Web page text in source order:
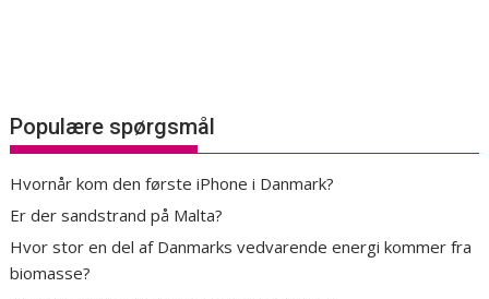
Populære spørgsmål
Hvornår kom den første iPhone i Danmark?
Er der sandstrand på Malta?
Hvor stor en del af Danmarks vedvarende energi kommer fra
biomasse?